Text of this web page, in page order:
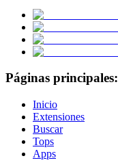
Páginas principales:
Inicio
Extensiones
Buscar
Tops
Apps